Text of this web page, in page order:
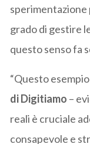
sperimentazione
grado di gestire
questo senso fa
“Questo
di Digitiamo –
reali è cruciale
consapevole e